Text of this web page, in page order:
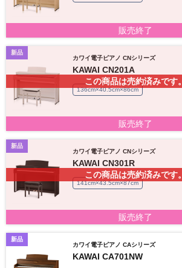
販売終了
この商品は売約済みです。
新品
販売終了
カワイ電子ピアノ CNシリーズ
KAWAI CN201A
136cm×40.5cm×86cm
この商品は売約済みです。
新品
販売終了
カワイ電子ピアノ CNシリーズ
KAWAI CN301R
141cm×43.5cm×87cm
新品
カワイ電子ピアノ CAシリーズ
KAWAI CA701NW